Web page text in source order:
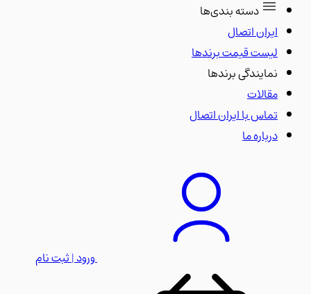
دسته بندی‌ها
ایران اتصال
لیست قیمت برندها
نمایندگی برندها
مقالات
تماس با ایران اتصال
درباره ما
ورود | ثبت نام